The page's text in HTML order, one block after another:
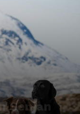
Senjan